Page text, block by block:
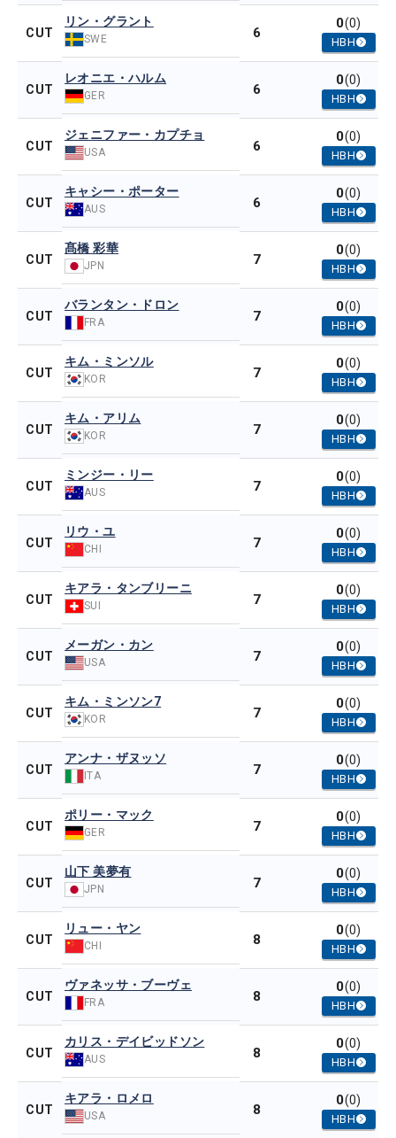
CUT
リン・グラント
SWE 6
0(0)
HBH
CUT
レオニエ・ハルム
GER 6
0(0)
HBH
CUT
ジェニファー・カプチョ
USA 6
0(0)
HBH
CUT
キャシー・ポーター
AUS 6
0(0)
HBH
CUT
髙橋 彩華
JPN 7
0(0)
HBH
CUT
バランタン・ドロン
FRA 7
0(0)
HBH
CUT
キム・ミンソル
KOR 7
0(0)
HBH
CUT
キム・アリム
KOR 7
0(0)
HBH
CUT
ミンジー・リー
AUS 7
0(0)
HBH
CUT
リウ・ユ
CHI 7
0(0)
HBH
CUT
キアラ・タンブリーニ
SUI 7
0(0)
HBH
CUT
メーガン・カン
USA 7
0(0)
HBH
CUT
キム・ミンソン7
KOR 7
0(0)
HBH
CUT
アンナ・ザヌッソ
ITA 7
0(0)
HBH
CUT
ポリー・マック
GER 7
0(0)
HBH
CUT
山下 美夢有
JPN 7
0(0)
HBH
CUT
リュー・ヤン
CHI 8
0(0)
HBH
CUT
ヴァネッサ・ブーヴェ
FRA 8
0(0)
HBH
CUT
カリス・デイビッドソン
AUS 8
0(0)
HBH
CUT
キアラ・ロメロ
USA 8
0(0)
HBH